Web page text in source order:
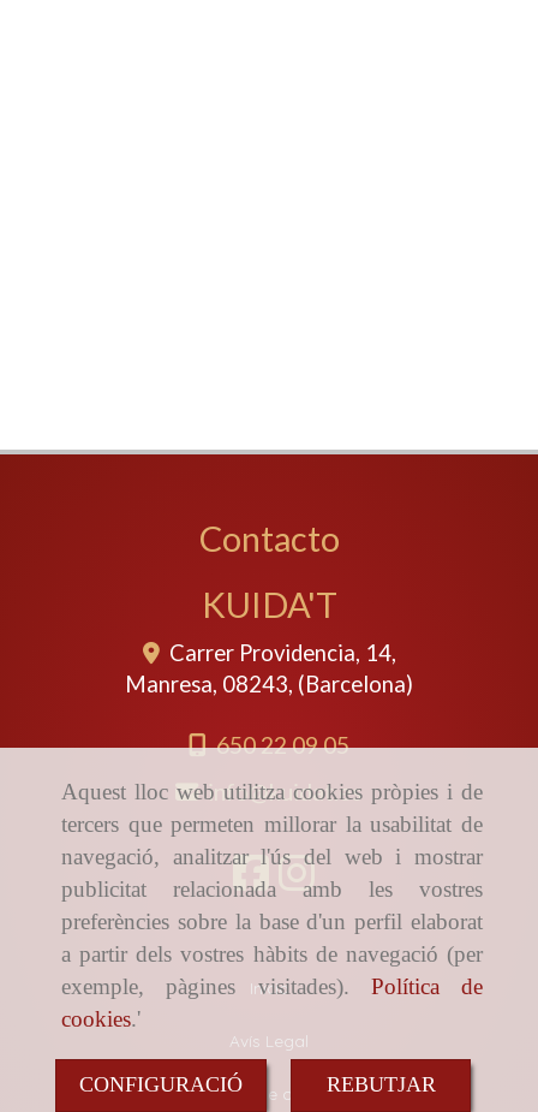
Aquest lloc web utilitza cookies pròpies i de
tercers que permeten millorar la usabilitat de
navegació, analitzar l'ús del web i mostrar
publicitat relacionada amb les vostres
preferències sobre la base d'un perfil elaborat
a partir dels vostres hàbits de navegació (per
exemple, pàgines visitades). Política de
cookies.'
CONFIGURACIÓ REBUTJAR
Contacto
KUIDA'T
Carrer Providencia, 14,
Manresa, 08243, (Barcelona)
650 22 09 05
info
kuidat.es
Inicio
Avís Legal
Política de cookies